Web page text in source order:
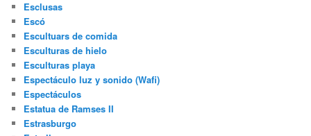
Esclusas
Escó
Escultuars de comida
Esculturas de hielo
Esculturas playa
Espectáculo luz y sonido (Wafi)
Espectáculos
Estatua de Ramses II
Estrasburgo